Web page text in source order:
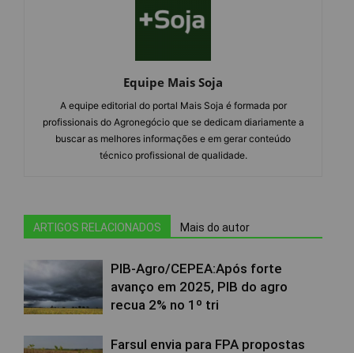
Equipe Mais Soja
A equipe editorial do portal Mais Soja é formada por
profissionais do Agronegócio que se dedicam diariamente a
buscar as melhores informações e em gerar conteúdo
técnico profissional de qualidade.
ARTIGOS RELACIONADOS Mais do autor
PIB-Agro/CEPEA:Após forte
avanço em 2025, PIB do agro
recua 2% no 1º tri
Farsul envia para FPA propostas